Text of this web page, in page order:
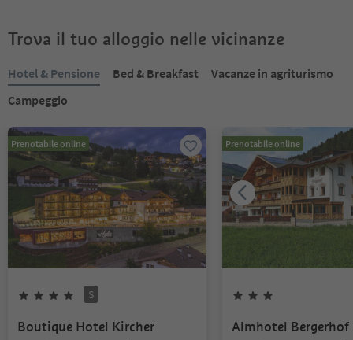
Trova il tuo alloggio nelle vicinanze
Hotel & Pensione Bed & Breakfast
Vacanze in agriturismo
Campeggio
Prenotabile online
S
Boutique Hotel Kircher
Prenotabile online
Almhotel Bergerhof